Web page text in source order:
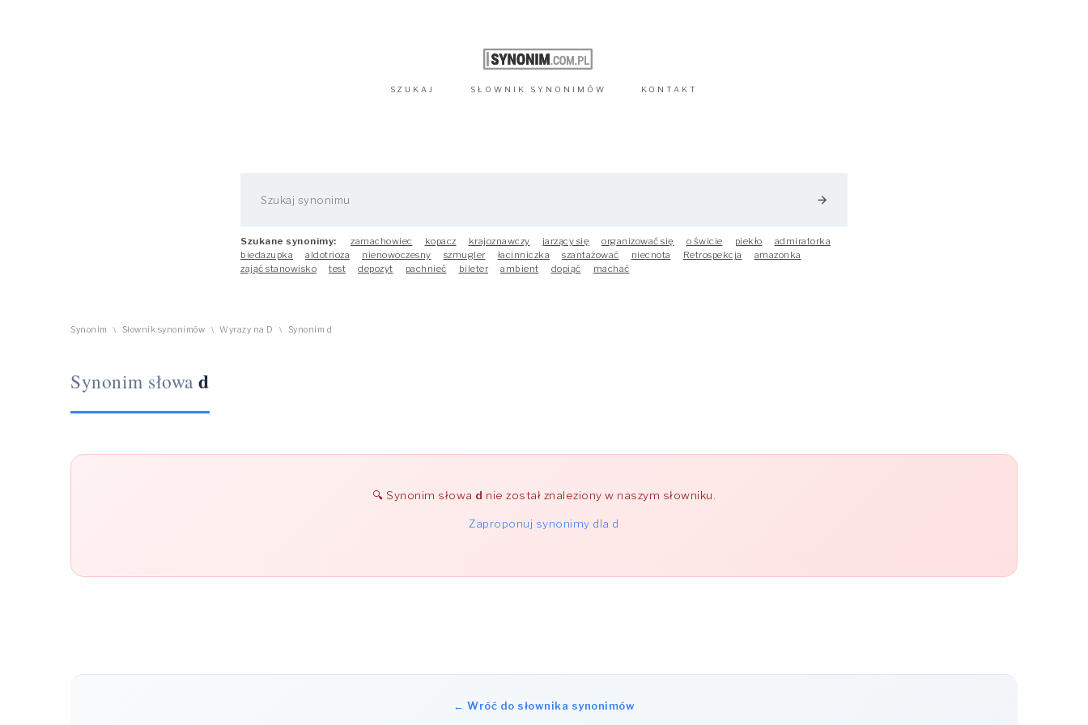
SZUKAJ SŁOWNIK SYNONIMÓW KONTAKT
arrow_forward
Szukane synonimy: zamachowiec kopacz krajoznawczy jarzący się organizować się o świcie piekło
admiratorka
biedazupka
aldotrioza nienowoczesny szmugler łacinniczka szantażować niecnota Retrospekcja
amazonka
zająć stanowisko
test depozyt pachnieć bileter ambient dopiąć machać
Synonim \ Słownik synonimów \ Wyrazy na D \ Synonim d
Synonim słowa d
Synonim słowa d nie został znaleziony w naszym słowniku.
Zaproponuj synonimy dla d
← Wróć do słownika synonimów